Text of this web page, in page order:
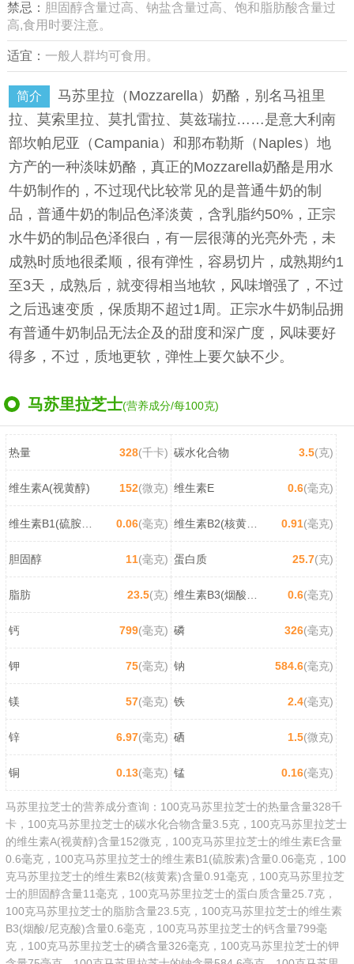
禁忌： 胆固醇含量过高、钠盐含量过高、饱和脂肪酸含量过
高,食用时要注意。
适宜： 一般人群均可食用。
简介
马苏里拉（Mozzarella）奶酪，别名马祖里
拉、莫索里拉、莫扎雷拉、莫兹瑞拉……是意大利南
部坎帕尼亚（Campania）和那布勒斯（Naples）地
方产的一种淡味奶酪，真正的Mozzarella奶酪是用水
牛奶制作的，不过现代比较常见的是普通牛奶的制
品，普通牛奶的制品色泽淡黄，含乳脂约50%，正宗
水牛奶的制品色泽很白，有一层很薄的光亮外壳，未
成熟时质地很柔顺，很有弹性，容易切片，成熟期约1
至3天，成熟后，就变得相当地软，风味增强了，不过
之后迅速变质，保质期不超过1周。正宗水牛奶制品拥
有普通牛奶制品无法企及的甜度和深广度，风味要好
得多，不过，质地更软，弹性上要欠缺不少。
马苏里拉芝士(营养成分/每100克)
热量 328(千卡) 碳水化合物 3.5(克)
维生素A(视黄醇) 152(微克) 维生素E 0.6(毫克)
维生素B1(硫胺素) 0.06(毫克) 维生素B2(核黄素) 0.91(毫克)
胆固醇 11(毫克) 蛋白质 25.7(克)
脂肪 23.5(克) 0.6(毫克)
钙 799(毫克) 磷 326(毫克)
钾 75(毫克) 钠 584.6(毫克)
镁 57(毫克) 铁 2.4(毫克)
锌 6.97(毫克) 硒 1.5(微克)
铜 0.13(毫克) 锰 0.16(毫克)
马苏里拉芝士的营养成分查询：100克马苏里拉芝士的热量含量328千
卡，100克马苏里拉芝士的碳水化合物含量3.5克，100克马苏里拉芝士
的维生素A(视黄醇)含量152微克，100克马苏里拉芝士的维生素E含量
0.6毫克，100克马苏里拉芝士的维生素B1(硫胺素)含量0.06毫克，100
克马苏里拉芝士的维生素B2(核黄素)含量0.91毫克，100克马苏里拉芝
士的胆固醇含量11毫克，100克马苏里拉芝士的蛋白质含量25.7克，
100克马苏里拉芝士的脂肪含量23.5克，100克马苏里拉芝士的维生素
B3(烟酸/尼克酸)含量0.6毫克，100克马苏里拉芝士的钙含量799毫
克，100克马苏里拉芝士的磷含量326毫克，100克马苏里拉芝士的钾